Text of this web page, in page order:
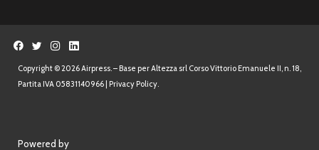
Copyright © 2026 Airpress. – Base per Altezza srl Corso Vittorio Emanuele II, n. 18,
Partita IVA 05831140966 | Privacy Policy.
Powered by